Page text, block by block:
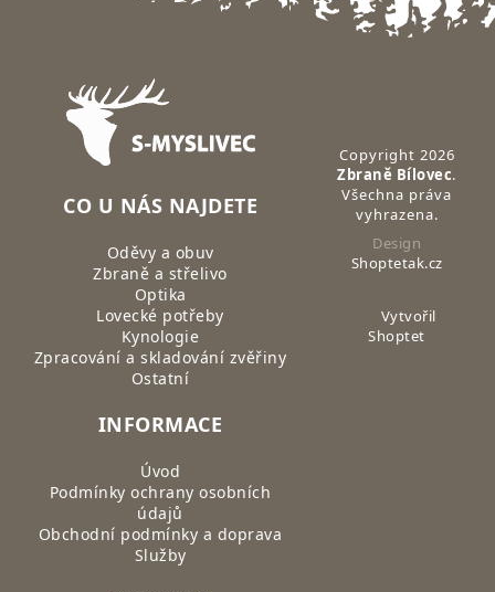
Zápatí
CO U NÁS NAJDETE
Oděvy a obuv
Zbraně a střelivo
Optika
Lovecké potřeby
Kynologie
Zpracování a skladování zvěřiny
Ostatní
INFORMACE
Úvod
Podmínky ochrany osobních
údajů
Obchodní podmínky a doprava
Služby
Copyright 2026
Zbraně Bílovec.
Všechna práva
vyhrazena.
Design
Shoptetak.cz
Vytvořil
Shoptet